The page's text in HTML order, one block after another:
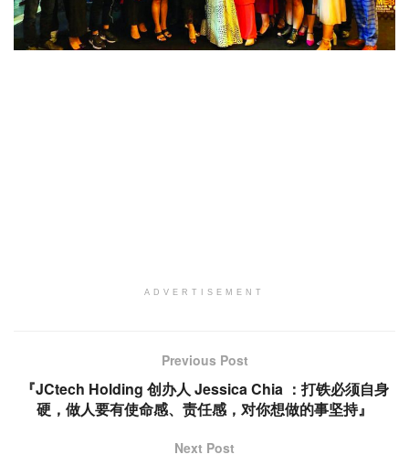
ADVERTISEMENT
Previous Post
『JCtech Holding 创办人 Jessica Chia ：打铁必须自身
硬，做人要有使命感、责任感，对你想做的事坚持』
Next Post